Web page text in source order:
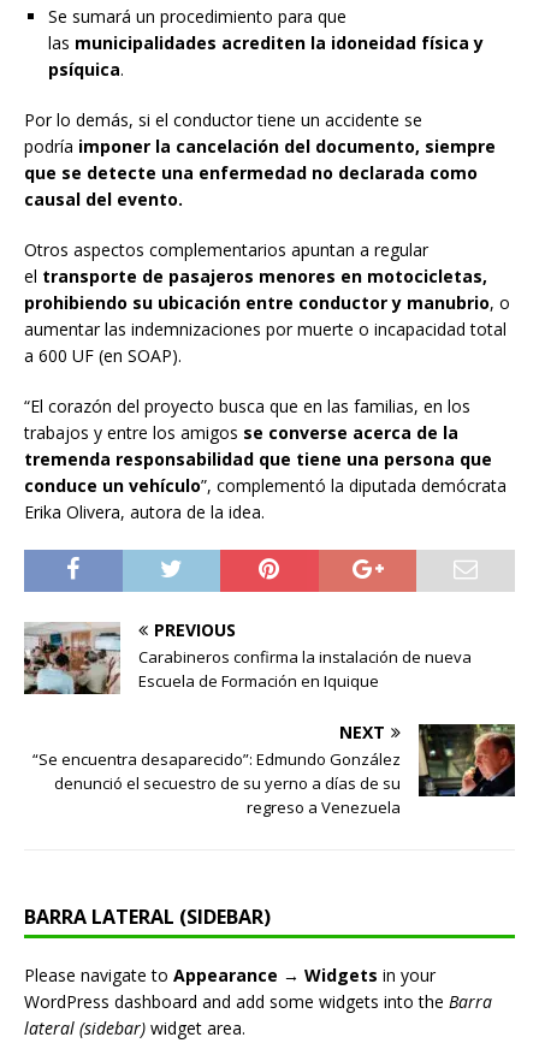
Se sumará un procedimiento para que
las municipalidades acrediten la idoneidad física y
psíquica.
Por lo demás, si el conductor tiene un accidente se
podría imponer la cancelación del documento, siempre
que se detecte una enfermedad no declarada como
causal del evento.
Otros aspectos complementarios apuntan a regular
el transporte de pasajeros menores en motocicletas,
prohibiendo su ubicación entre conductor y manubrio, o
aumentar las indemnizaciones por muerte o incapacidad total
a 600 UF (en SOAP).
“El corazón del proyecto busca que en las familias, en los
trabajos y entre los amigos se converse acerca de la
tremenda responsabilidad que tiene una persona que
conduce un vehículo”, complementó la diputada demócrata
Erika Olivera, autora de la idea.
PREVIOUS
Carabineros confirma la instalación de nueva
Escuela de Formación en Iquique
NEXT
“Se encuentra desaparecido”: Edmundo González
denunció el secuestro de su yerno a días de su
regreso a Venezuela
BARRA LATERAL (SIDEBAR)
Please navigate to Appearance → Widgets in your
WordPress dashboard and add some widgets into the Barra
lateral (sidebar) widget area.